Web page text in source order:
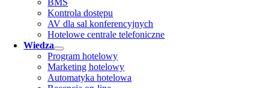
BMS
Kontrola dostępu
AV dla sal konferencyjnych
Hotelowe centrale telefoniczne
Wiedza
Program hotelowy
Marketing hotelowy
Automatyka hotelowa